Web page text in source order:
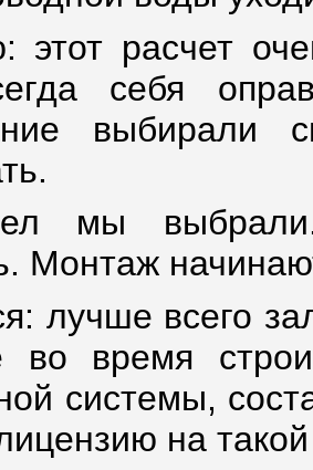
этот расчет
себя
выбирали
мы
Монтаж
лучше всего
время
системы,
на такой